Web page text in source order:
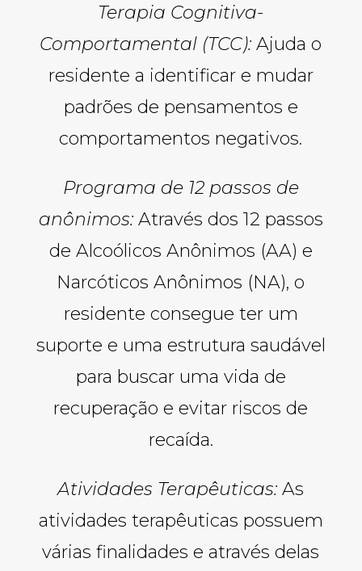
Terapia Cognitiva-
Comportamental (TCC): Ajuda o
residente a identificar e mudar
padrões de pensamentos e
comportamentos negativos.
Programa de 12 passos de
anônimos:Através dos 12 passos
de Alcoólicos Anônimos (AA) e
Narcóticos Anônimos (NA), o
residente consegue ter um
suporte e uma estrutura saudável
para buscar uma vida de
recuperação e evitar riscos de
recaída.
Atividades Terapêuticas: As
atividades terapêuticas possuem
várias finalidades e através delas